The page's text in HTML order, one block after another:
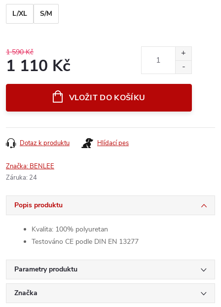
L/XL
S/M
1 590 Kč
1 110 Kč
VLOŽIT DO KOŠÍKU
Dotaz k produktu Hlídací pes
Značka: BENLEE
Záruka: 24
Popis produktu
Kvalita: 100% polyuretan
Testováno CE podle DIN EN 13277
Parametry produktu
Značka